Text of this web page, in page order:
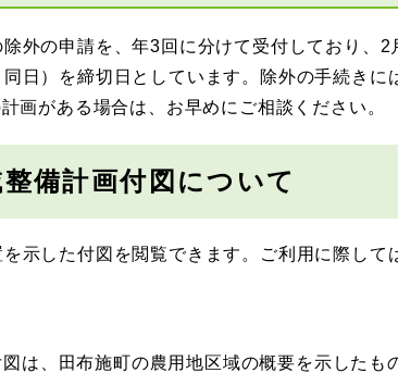
外の申請を、年3回に分けて受付しており、2
日）を締切日としています。除外の手続きに
画がある場合は、お早めにご相談ください。
備計画付図について
示した付図を閲覧できます。ご利用に際して
図は、田布施町の農用地区域の概要を示したも